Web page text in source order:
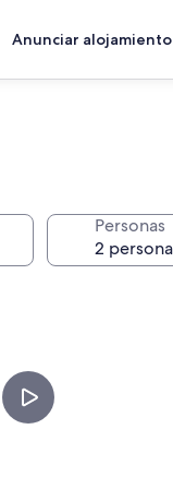
Anunciar alojamiento
Personas